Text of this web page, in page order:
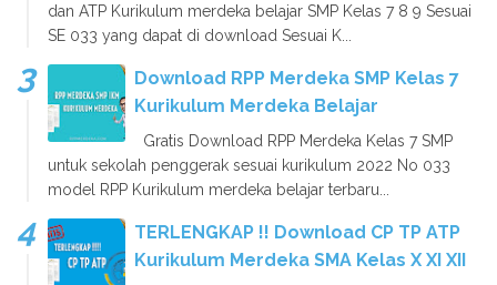
dan ATP Kurikulum merdeka belajar SMP Kelas 7 8 9 Sesuai
SE 033 yang dapat di download Sesuai K...
Download RPP Merdeka SMP Kelas 7
Kurikulum Merdeka Belajar
Gratis Download RPP Merdeka Kelas 7 SMP
untuk sekolah penggerak sesuai kurikulum 2022 No 033
model RPP Kurikulum merdeka belajar terbaru...
TERLENGKAP !! Download CP TP ATP
Kurikulum Merdeka SMA Kelas X XI XII